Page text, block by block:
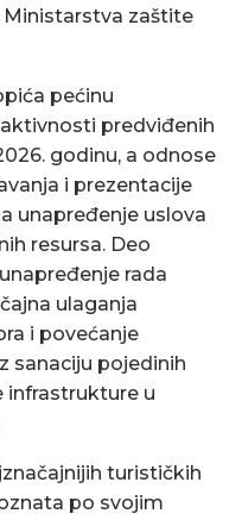
zaštite
pećinu
predviđenih
godinu, a odnose
i prezentacije
unapređenje uslova
resursa. Deo
rada
ulaganja
i povećanje
sanaciju pojedinih
infrastrukture u
turističkih
po svojim